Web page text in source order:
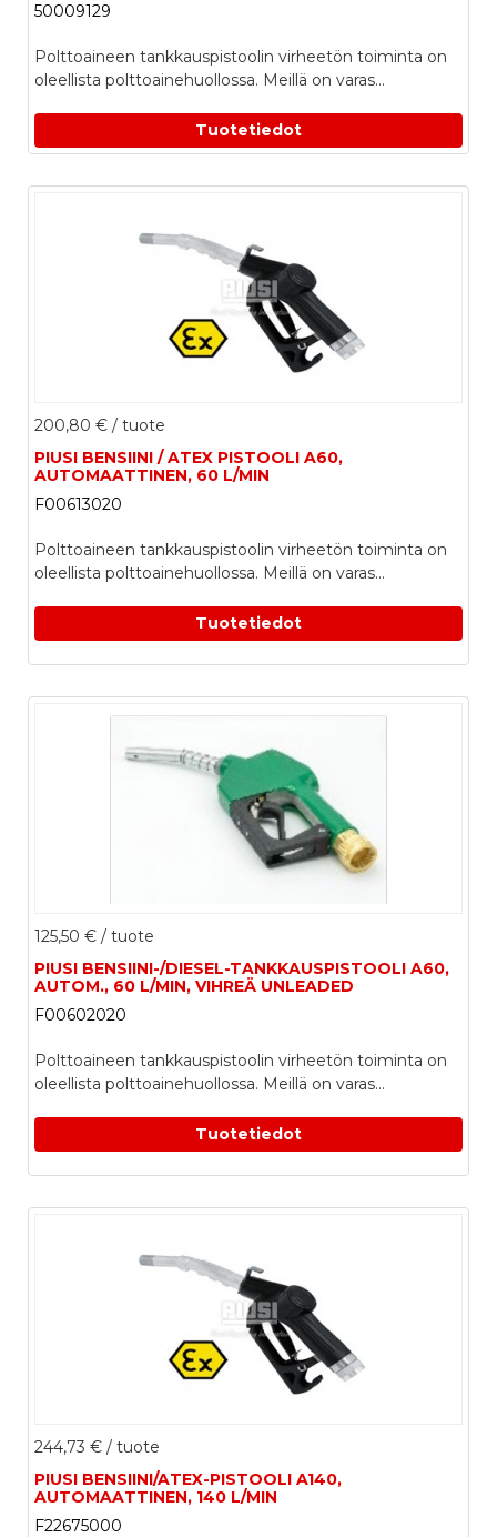
50009129
Polttoaineen tankkauspistoolin virheetön toiminta on
oleellista polttoainehuollossa. Meillä on varas...
Tuotetiedot
200,80 € / tuote
PIUSI BENSIINI / ATEX PISTOOLI A60,
AUTOMAATTINEN, 60 L/MIN
F00613020
Polttoaineen tankkauspistoolin virheetön toiminta on
oleellista polttoainehuollossa. Meillä on varas...
Tuotetiedot
125,50 € / tuote
PIUSI BENSIINI-/DIESEL-TANKKAUSPISTOOLI A60,
AUTOM., 60 L/MIN, VIHREÄ UNLEADED
F00602020
Polttoaineen tankkauspistoolin virheetön toiminta on
oleellista polttoainehuollossa. Meillä on varas...
Tuotetiedot
244,73 € / tuote
PIUSI BENSIINI/ATEX-PISTOOLI A140,
AUTOMAATTINEN, 140 L/MIN
F22675000